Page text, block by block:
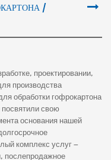
/
проектировании,
производства
обработки гофрокартона
свою
основания нашей
комплекс услуг –
послепродажное